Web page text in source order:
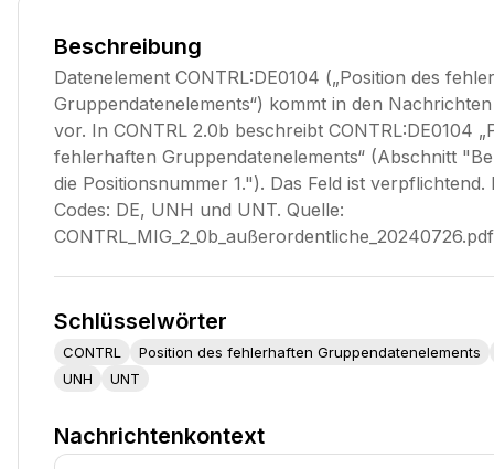
Beschreibung
Datenelement CONTRL:DE0104 („Position des
Gruppendatenelements“) kommt in den
vor. In CONTRL 2.0b beschreibt CONTRL:DE0104
fehlerhaften Gruppendatenelements“ (Abschnitt
die Positionsnummer 1."). Das Feld ist verpflichtend.
Codes: DE, UNH und UNT. Quelle:
Schlüsselwörter
CONTRL
Position des fehlerhaften Gruppendatenelements
UNH
UNT
Nachrichtenkontext